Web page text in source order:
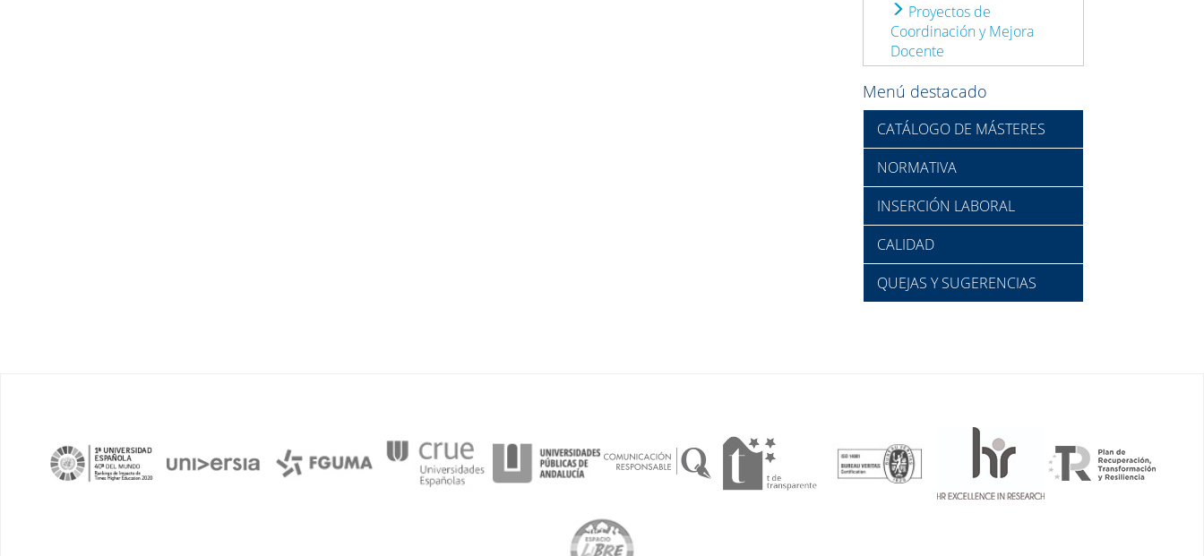
Proyectos de
Coordinación y Mejora
Docente
Menú destacado
CATÁLOGO DE MÁSTERES
NORMATIVA
INSERCIÓN LABORAL
CALIDAD
QUEJAS Y SUGERENCIAS